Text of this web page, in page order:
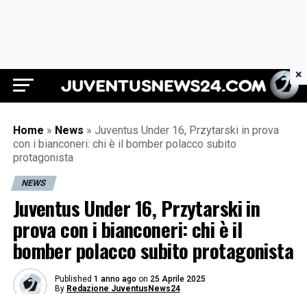
Juventus News 24
Home » News » Juventus Under 16, Przytarski in prova
con i bianconeri: chi è il bomber polacco subito
protagonista
NEWS
Juventus Under 16, Przytarski in
prova con i bianconeri: chi è il
bomber polacco subito protagonista
Published 1 anno ago on 25 Aprile 2025
By Redazione JuventusNews24
×